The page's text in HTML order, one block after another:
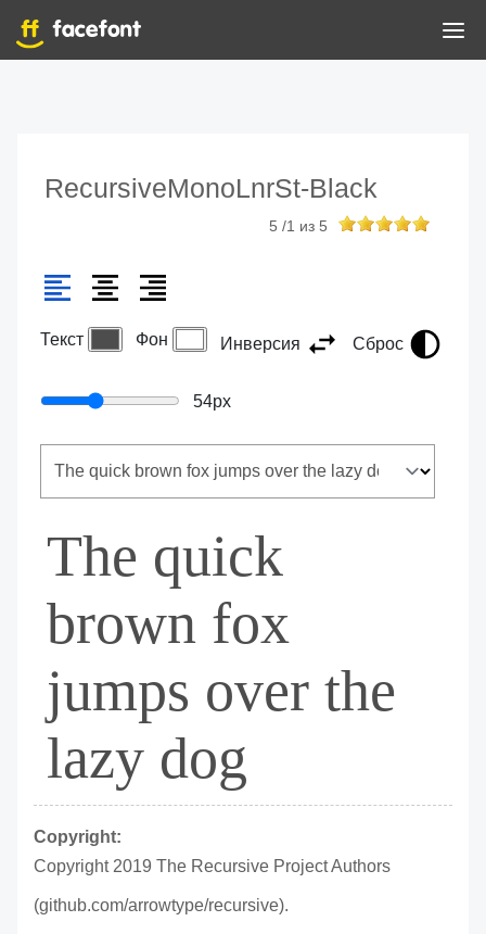
RecursiveMonoLnrSt-Black
5 /1 из 5
Текст Фон Инверсия Сброс
54px
The quick
brown fox
jumps over the
lazy dog
Copyright:
Copyright 2019 The Recursive Project Authors
(github.com/arrowtype/recursive).